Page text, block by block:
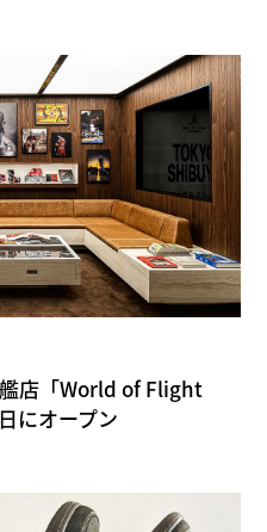
店「World of Flight
にオープン